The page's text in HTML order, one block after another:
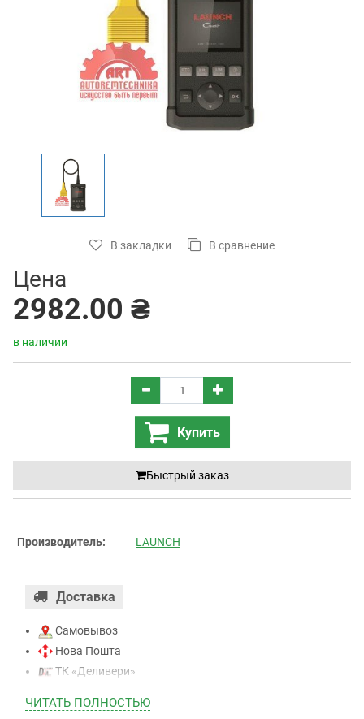
В закладки В сравнение
Цена
2982.00 ₴
в наличии
Купить
Быстрый заказ
Производитель: LAUNCH
Доставка
Самовывоз
Нова Пошта
ТК «Деливери»
ТК “Justin”
ЧИТАТЬ ПОЛНОСТЬЮ